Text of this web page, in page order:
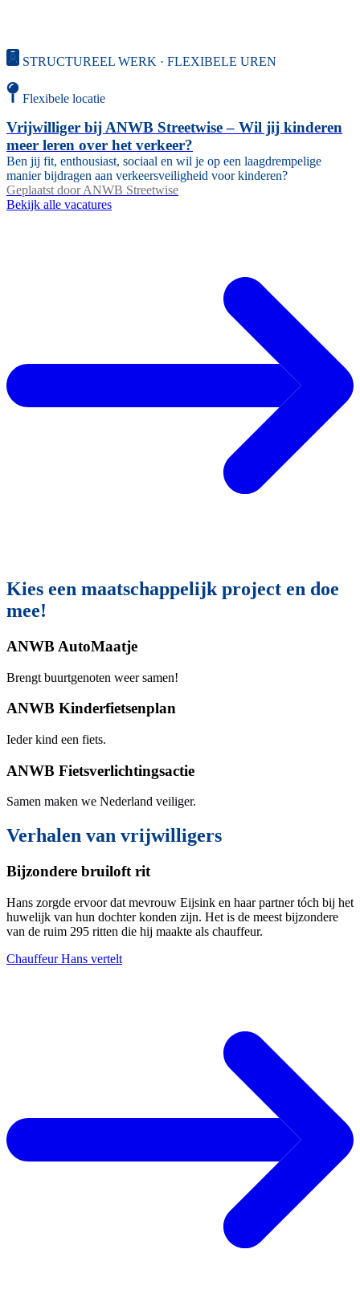
STRUCTUREEL WERK · FLEXIBELE UREN
Flexibele locatie
Vrijwilliger bij ANWB Streetwise – Wil jij kinderen
meer leren over het verkeer?
Ben jij fit, enthousiast, sociaal en wil je op een laagdrempelige
manier bijdragen aan verkeersveiligheid voor kinderen?
Geplaatst door ANWB Streetwise
Bekijk alle vacatures
Kies een maatschappelijk project en doe
mee!
ANWB AutoMaatje
Brengt buurtgenoten weer samen!
ANWB Kinderfietsenplan
Ieder kind een fiets.
ANWB Fietsverlichtingsactie
Samen maken we Nederland veiliger.
Verhalen van vrijwilligers
Bijzondere bruiloft rit
Hans zorgde ervoor dat mevrouw Eijsink en haar partner tóch bij het
huwelijk van hun dochter konden zijn. Het is de meest bijzondere
van de ruim 295 ritten die hij maakte als chauffeur.
Chauffeur Hans vertelt